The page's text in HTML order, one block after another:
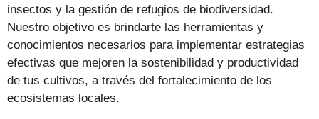
insectos y la gestión de refugios de biodiversidad.
Nuestro objetivo es brindarte las herramientas y
conocimientos necesarios para implementar estrategias
efectivas que mejoren la sostenibilidad y productividad
de tus cultivos, a través del fortalecimiento de los
ecosistemas locales.